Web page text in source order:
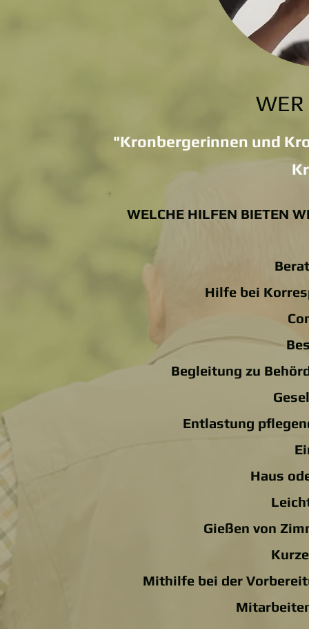
"Kronbergerinnen und
WELCHE HILFEN BIETEN
Hilfe bei
Begleitung zu
Entlastung
Haus
Gießen von
Mithilfe bei der